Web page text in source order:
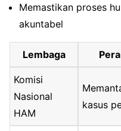
Memastikan proses
akuntabel
Lembaga
Komisi
Nasional
HAM
kasus